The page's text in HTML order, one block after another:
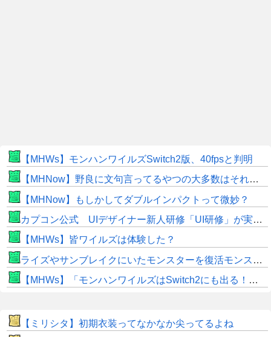
【MHWs】モンハンワイルズSwitch2版、40fpsと判明
【MHNow】野良に文句言ってるやつの大多数はそれしてないだけの雑魚だから聞く耳持つだけムダよ
【MHNow】もしかしてダブルインパクトって微妙？
カプコン公式 UIデザイナー新人研修「UI研修」が実装まで進みました！
【MHWs】皆ワイルズは体験した？
ライズやサンブレイクにいたモンスターを復活モンスターと呼ぶのはやめよう
【MHWs】「モンハンワイルズはSwitch2にも出る！」👈こいつにかけたい言葉ｗｗｗｗｗｗｗｗｗ
【ミリシタ】初期衣装ってなかなか尖ってるよね